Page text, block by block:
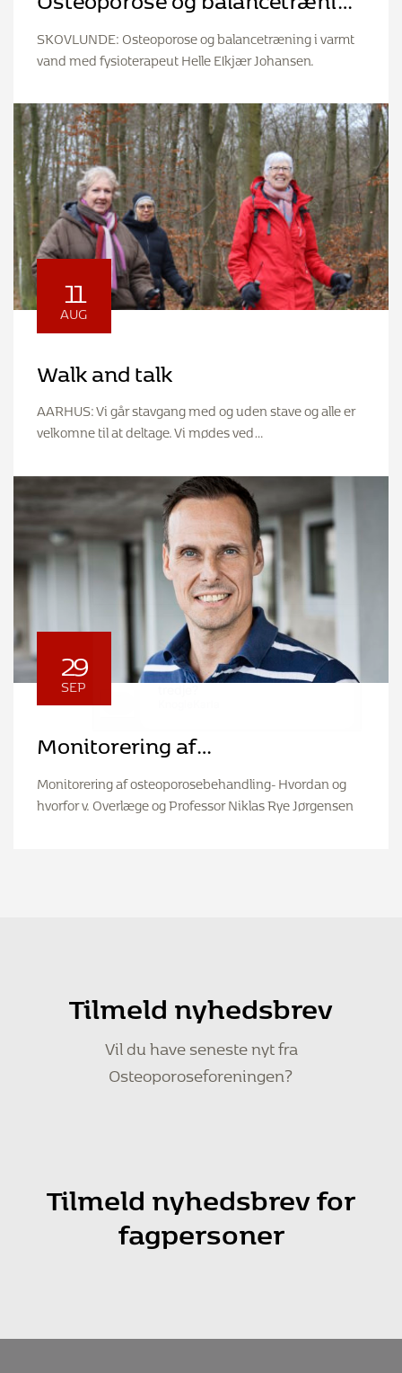
i varmt vand
SKOVLUNDE: Osteoporose og balancetræning i varmt
vand med fysioterapeut Helle Elkjær Johansen.
11
AUG
Walk and talk
AARHUS: Vi går stavgang med og uden stave og alle er
velkomne til at deltage. Vi mødes ved…
29
SEP
Monitorering af
osteoporosebehandling:
Hvordan og hvorfor
Monitorering af osteoporosebehandling- Hvordan og
hvorfor v. Overlæge og Professor Niklas Rye Jørgensen
Tilmeld nyhedsbrev
Vil du have seneste nyt fra
Osteoporoseforeningen?